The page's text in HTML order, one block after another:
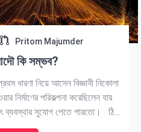
Pritom Majumder
কি সম্ভব?
নিয়ে আসেন বিজ্ঞানী নিকোলা
নির্মাণের পরিকল্পনা করেছিলেন যার
ব্যবস্থার সুযোগ পেতে পারতো। ঠিক
একাধিক ফোনের সাথে কানেক্ট